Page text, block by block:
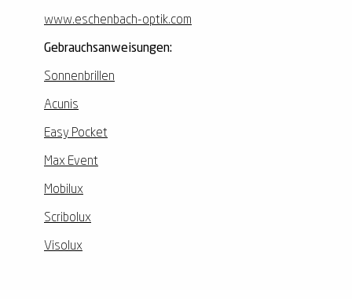
www.eschenbach-optik.com
Gebrauchsanweisungen:
Sonnenbrillen
Acunis
Easy Pocket
Max Event
Mobilux
Scribolux
Visolux